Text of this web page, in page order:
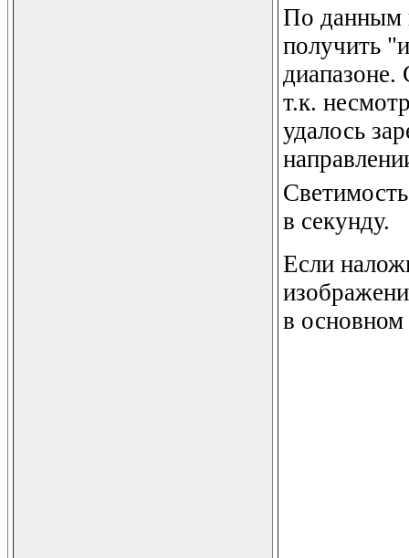
По данным
получить
т.к.
удалось
в секунду.
Если
в основном